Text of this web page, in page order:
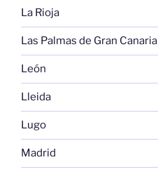
La Rioja
Las Palmas de Gran Canaria
León
Lleida
Lugo
Madrid